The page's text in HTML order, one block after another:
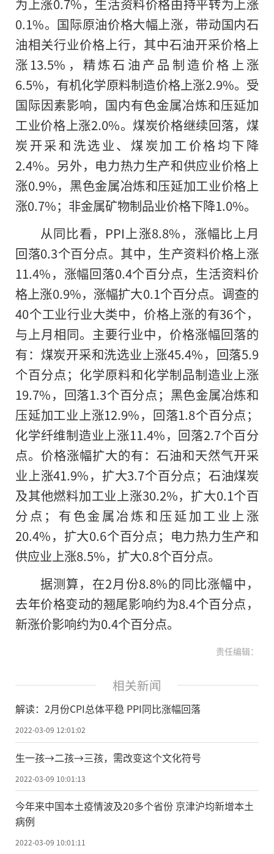
0.1%。国际原油价格大幅上涨，带动国内石
油相关行业价格上行，其中石油开采价格上
涨13.5%，精炼石油产品制造价格上涨
6.5%，有机化学原料制造价格上涨2.9%。受
国际因素影响，国内有色金属冶炼和压延加
工业价格上涨2.0%。煤炭价格继续回落，煤
炭开采和洗选业、煤炭加工价格均下降
2.4%。另外，电力热力生产和供应业价格上
涨0.9%，黑色金属冶炼和压延加工业价格上
涨0.7%；非金属矿物制品业价格下降1.0%。
从同比看，PPI上涨8.8%，涨幅比上月
回落0.3个百分点。其中，生产资料价格上涨
11.4%，涨幅回落0.4个百分点，生活资料价
格上涨0.9%，涨幅扩大0.1个百分点。调查的
40个工业行业大类中，价格上涨的有36个，
与上月相同。主要行业中，价格涨幅回落的
有：煤炭开采和洗选业上涨45.4%，回落5.9
个百分点；化学原料和化学制品制造业上涨
19.7%，回落1.3个百分点；黑色金属冶炼和
压延加工业上涨12.9%，回落1.8个百分点；
化学纤维制造业上涨11.4%，回落2.7个百分
点。价格涨幅扩大的有：石油和天然气开采
业上涨41.9%，扩大3.7个百分点；石油煤炭
及其他燃料加工业上涨30.2%，扩大0.1个百
分点；有色金属冶炼和压延加工业上涨
20.4%，扩大0.6个百分点；电力热力生产和
供应业上涨8.5%，扩大0.8个百分点。
据测算，在2月份8.8%的同比涨幅中，
去年价格变动的翘尾影响约为8.4个百分点，
新涨价影响约为0.4个百分点。
责任编辑：
相关新闻
解读：2月份CPI总体平稳 PPI同比涨幅回落
2022-03-09 12:01:02
生一孩→二孩→三孩，需改变这个文化符号
2022-03-09 10:01:13
今年来中国本土疫情波及20多个省份 京津沪均新增本土
病例
2022-03-09 10:01:11